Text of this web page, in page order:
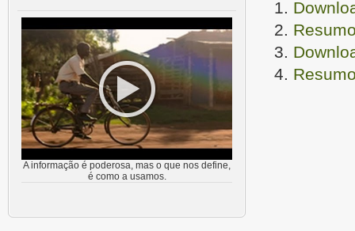
A informação é poderosa, mas o que nos define,
é como a usamos.